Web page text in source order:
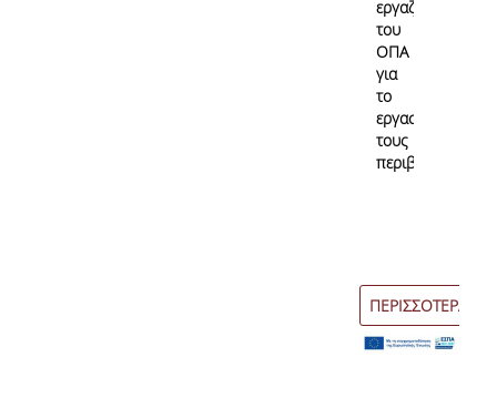
εργαζόμενοι
του
ΟΠΑ
για
το
εργασιακό
τους
περιβάλλον;
ΠΕΡΙΣΣΟΤΕΡΑ